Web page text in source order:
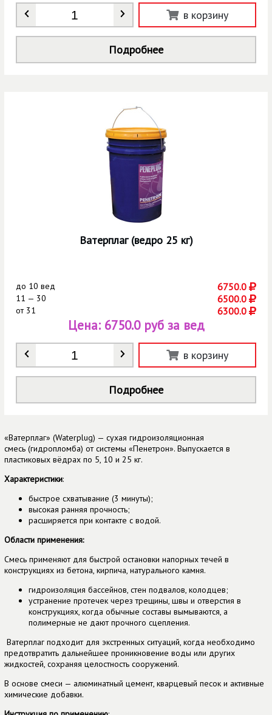
Количество в корзину
Подробнее
Ватерплаг (ведро 25 кг)
до 10 вед 6750.0
11 — 30 6500.0
от31 6300.0
Количество
Цена: 6750.0 руб за вед
в корзину
Подробнее
«Ватерплаг» (Waterplug) — сухая гидроизоляционная
смесь (гидропломба) от системы «Пенетрон». Выпускается в
пластиковых вёдрах по 5, 10 и 25 кг.
Характеристики:
быстрое схватывание (3 минуты);
высокая ранняя прочность;
расширяется при контакте с водой.
Области применения:
Смесь применяют для быстрой остановки напорных течей в
конструкциях из бетона, кирпича, натурального камня.
гидроизоляция бассейнов, стен подвалов, колодцев;
устранение протечек через трещины, швы и отверстия в
конструкциях, когда обычные составы вымываются, а
полимерные не дают прочного сцепления.
Ватерплаг подходит для экстренных ситуаций, когда необходимо
предотвратить дальнейшее проникновение воды или других
жидкостей, сохраняя целостность сооружений.
В основе смеси — алюминатный цемент, кварцевый песок и активные
химические добавки.